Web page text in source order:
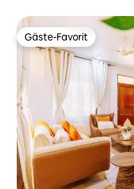
Gäste-Favorit
Gäste-Favorit